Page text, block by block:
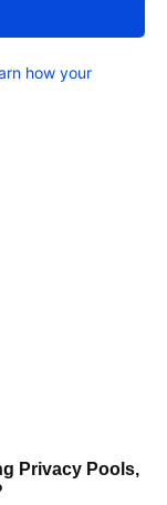
how your
Privacy Pools,